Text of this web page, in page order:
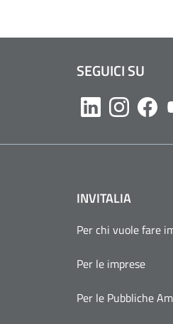
SEGUICI SU
Likedin
INVITALIA
Per chi vuole fare
Per le imprese
Per le Pubbliche